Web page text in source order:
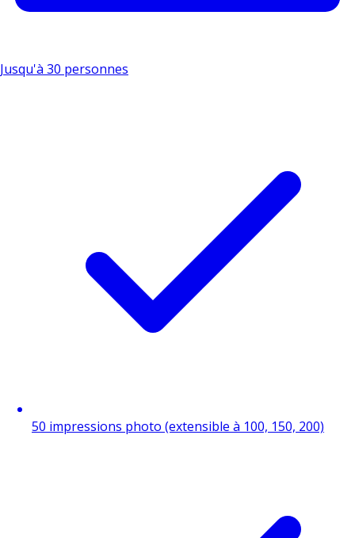
Jusqu'à 30 personnes
50 impressions photo (extensible à 100, 150, 200)